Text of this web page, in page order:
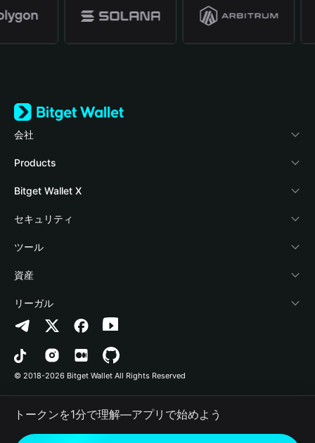
会社
Bitget Walletについて
ブログ
アカデミー
暗号資産ニュース
Help Center
お問い合わせ
ブランドリソース
キャリア
Products
Crypto Card
Stablecoin Earn
Payfi Crypto
Crypto Swap API
Altcoin Season Index
Prediction Markets
DApp
RWA
Bitget Wallet X
デベロッパー
ウォレットを接続
Bitget Wallet Pay
プロジェクトを掲載
セキュリティ
保護基金
セキュリティ技術
ツール
暗号資産を購入
認証検出
コントラクト検出
一括送金
資産
Arbitrum
Avalanche
Bitcoin
Polygon
リーガル
プライバシーポリシー
利用規約
© 2018-2026 Bitget Wallet All Rights Reserved
トークンを1分で理解―アプリで始めよう